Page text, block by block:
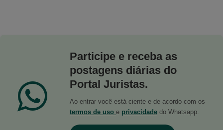
Participe e receba as
postagens diárias do
Portal Juristas.
Ao entrar você está ciente e de acordo com os
termos de uso e privacidade do Whatsapp.